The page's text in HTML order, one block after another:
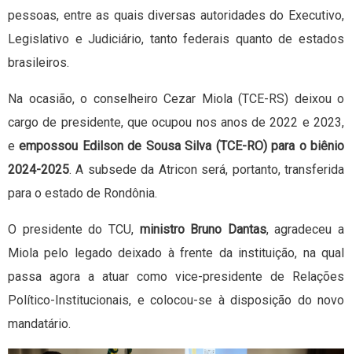
pessoas, entre as quais diversas autoridades do Executivo,
Legislativo e Judiciário, tanto federais quanto de estados
brasileiros.
Na ocasião, o conselheiro Cezar Miola (TCE-RS) deixou o
cargo de presidente, que ocupou nos anos de 2022 e 2023,
eempossou Edilson de Sousa Silva (TCE-RO) para o biênio
2024-2025. A subsede da Atricon será, portanto, transferida
para o estado de Rondônia.
O presidente do TCU, ministro Bruno Dantas, agradeceu a
Miola pelo legado deixado à frente da instituição, na qual
passa agora a atuar como vice-presidente de Relações
Político-Institucionais, e colocou-se à disposição do novo
mandatário.